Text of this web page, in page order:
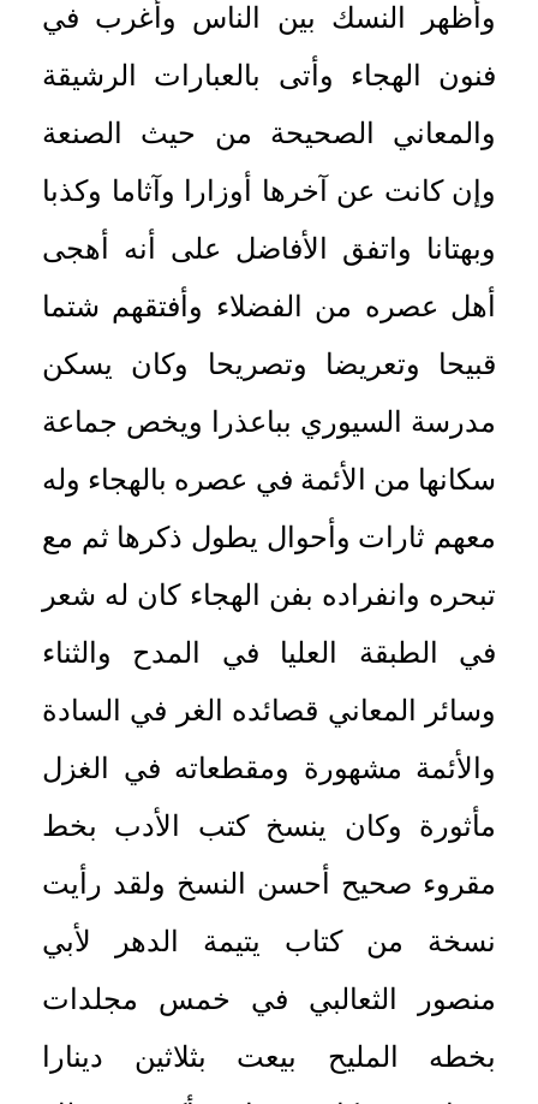
وأظهر النسك بين الناس وأغرب في
فنون الهجاء وأتى بالعبارات الرشيقة
والمعاني الصحيحة من حيث الصنعة
وإن كانت عن آخرها أوزارا وآثاما وكذبا
وبهتانا واتفق الأفاضل على أنه أهجى
أهل عصره من الفضلاء وأفتقهم شتما
قبيحا وتعريضا وتصريحا وكان يسكن
مدرسة السيوري بباعذرا ويخص جماعة
سكانها من الأئمة في عصره بالهجاء وله
معهم ثارات وأحوال يطول ذكرها ثم مع
تبحره وانفراده بفن الهجاء كان له شعر
في الطبقة العليا في المدح والثناء
وسائر المعاني قصائده الغر في السادة
والأئمة مشهورة ومقطعاته في الغزل
مأثورة وكان ينسخ كتب الأدب بخط
مقروء صحيح أحسن النسخ ولقد رأيت
نسخة من كتاب يتيمة الدهر لأبي
منصور الثعالبي في خمس مجلدات
بخطه المليح بيعت بثلاثين دينارا